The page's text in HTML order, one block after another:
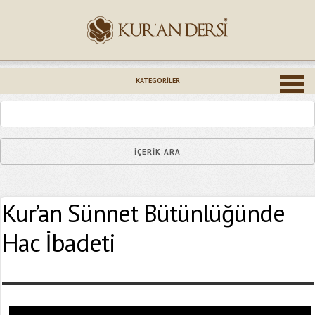
KATEGORILER
Kur’an Sünnet Bütünlüğünde
Hac İbadeti
Epostanız (*)
Yaşadığınız Hatanın Ayrıntıları